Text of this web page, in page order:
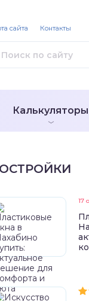
Калькуляторы
сайта Контакты
17